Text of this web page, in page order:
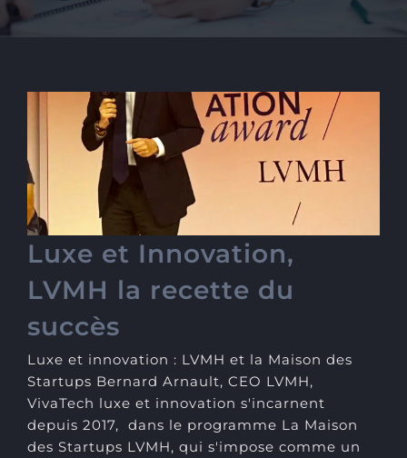
Luxe et Innovation, LVMH
la recette du succès
Luxe et Innovation,
LVMH la recette du
succès
Luxe et innovation : LVMH et la Maison des
Startups Bernard Arnault, CEO LVMH,
VivaTech luxe et innovation s'incarnent
depuis 2017, dans le programme La Maison
des Startups LVMH, qui s'impose comme un